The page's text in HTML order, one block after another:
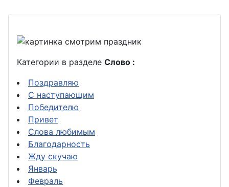
Категории в разделе Слово :
Поздравляю
С наступающим
Победителю
Привет
Слова любимым
Благодарность
Жду скучаю
Январь
Февраль